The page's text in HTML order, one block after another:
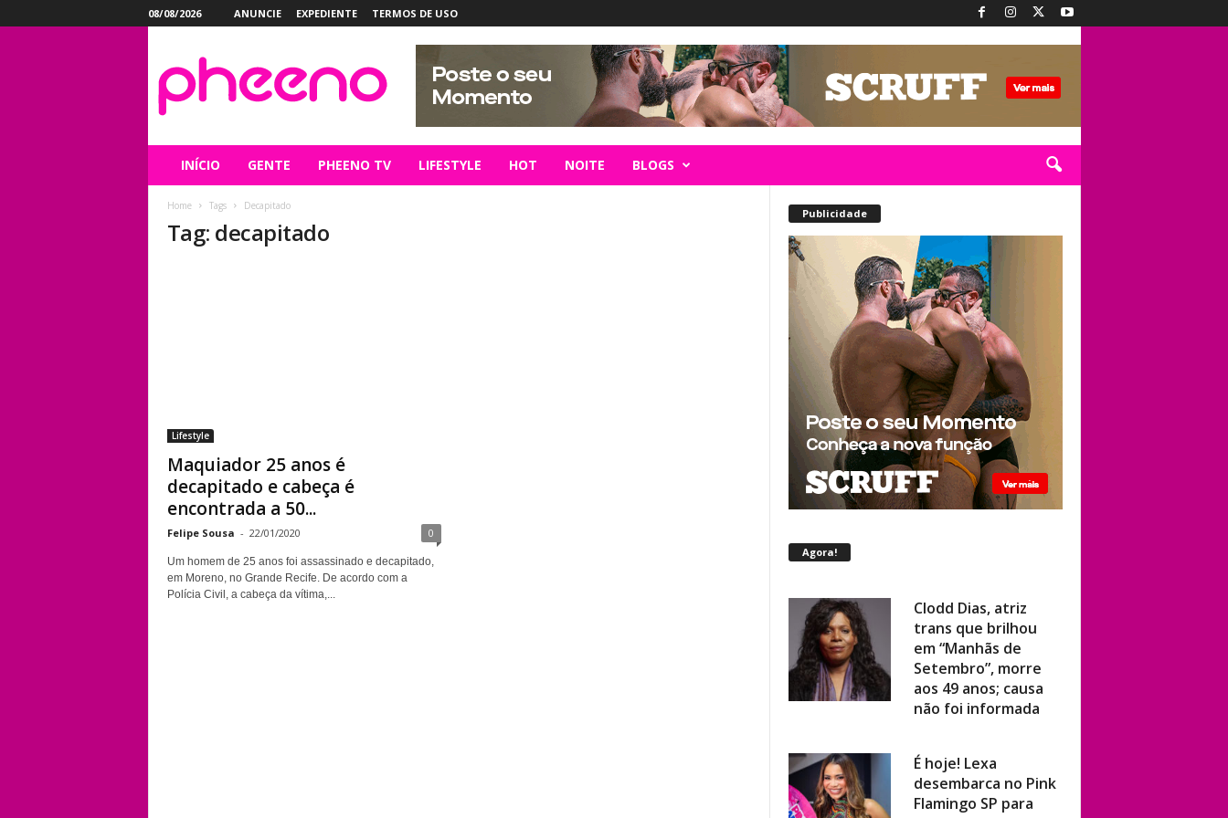
08/08/2026 ANUNCIE EXPEDIENTE TERMOS DE USO
INÍCIO GENTE PHEENO TV LIFESTYLE HOT NOITE BLOGS
Home Tags Decapitado
Tag: decapitado
Lifestyle
Maquiador 25 anos é
decapitado e cabeça é
encontrada a 50...
Felipe Sousa - 22/01/2020 0
Um homem de 25 anos foi assassinado e decapitado,
em Moreno, no Grande Recife. De acordo com a
Polícia Civil, a cabeça da vítima,...
Publicidade
Agora!
trans que brilhou
em “Manhãs de
Setembro”, morre
aos 49 anos; causa
não foi informada
desembarca no Pink
Flamingo SP para
show ao vivo com